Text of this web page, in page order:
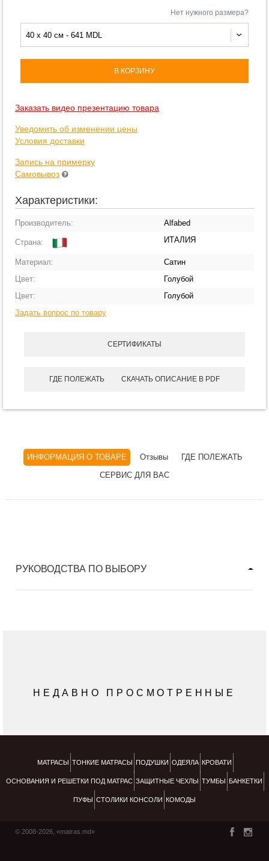
Нет нужного размера?
40 x 40 см - 641 MDL
В КОРЗИНУ
Заказать видео презентацию товара
Уведомить об изменении цены
Условия доставки
Запись на примерку
Самовывоз
Характеристики:
Производитель: Alfabed
Страна: ИТАЛИЯ
Материал:
Сатин
Цвет:
Голубой
Цвет:
Голубой
Задать вопрос по товару
СЕРТИФИКАТЫ
ГДЕ ПОЛЕЖАТЬ СКАЧАТЬ ОПИСАНИЕ В PDF
ИНФОРМАЦИЯ О ТОВАРЕ Отзывы
ГДЕ ПОЛЕЖАТЬ
СЕРВИС ДЛЯ ВАС
РУКОВОДСТВА ПО ВЫБОРУ
НЕДАВНО ПРОСМОТРЕННЫЕ
МАТРАСЫ ТОНКИЕ МАТРАСЫ ПОДУШКИ ОДЕЯЛА КРОВАТИ
ОСНОВАНИЯ И РЕШЕТКИ ПОД МАТРАС ЗАЩИТНЫЕ ЧЕХЛЫ ТУМБЫ БАНКЕТКИ
ПУФЫ СТОЛИКИ КОНСОЛИ КОМОДЫ
© 2008-2026, «matras.md»